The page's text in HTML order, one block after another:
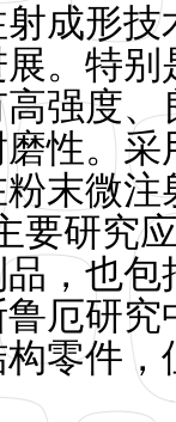
形技
。特
强度
性。
末微
要研究
，也
厄研
零件